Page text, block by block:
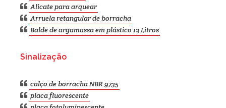
Alicate para arquear
Arruela retangular de borracha
Balde de argamassa em plástico 12 Litros
Sinalização
calço de borracha NBR 9735
placa fluorescente